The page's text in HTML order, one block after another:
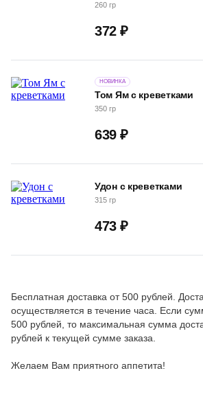
260 гр
372 ₽
Том Ям с креветками
НОВИНКА
350 гр
639 ₽
Удон с креветками
315 гр
473 ₽
Бесплатная доставка от 500 рублей.
осуществляется в течение часа. Если
500 рублей, то максимальная сумма
рублей к текущей сумме заказа.
Желаем Вам приятного аппетита!